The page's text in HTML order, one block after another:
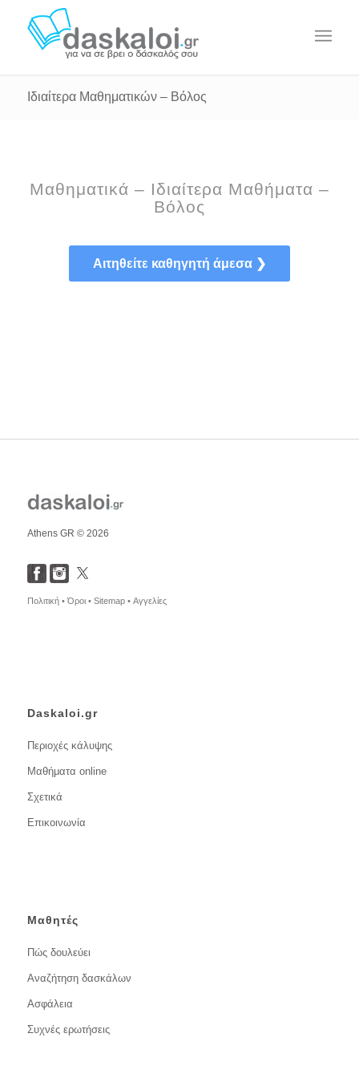
Ιδιαίτερα Μαθηματικών – Βόλος
Μαθηματικά – Ιδιαίτερα Μαθήματα –
Βόλος
Αιτηθείτε καθηγητή άμεσα ❯
Athens GR © 2026
Πολιτική •Όροι • Sitemap • Αγγελίες
Daskaloi.gr
Περιοχές κάλυψης
Μαθήματα online
Σχετικά
Επικοινωνία
Μαθητές
Πώς δουλεύει
Αναζήτηση δασκάλων
Ασφάλεια
Συχνές ερωτήσεις